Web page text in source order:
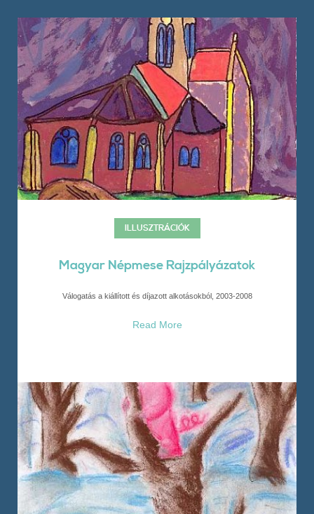
ILLUSZTRÁCIÓK
Magyar Népmese Rajzpályázatok
Válogatás a kiállított és díjazott alkotásokból, 2003-2008
Read More